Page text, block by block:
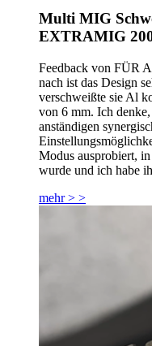
Multi MIG
EXTRAMIG
Feedback von FÜR
nach ist das Design
verschweißte sie Al
von 6 mm. Ich
anständigen
Modus ausprobiert,
wurde und ich habe
mehr > >